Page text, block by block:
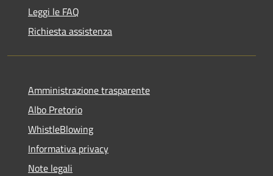
Leggi le FAQ
Richiesta assistenza
Amministrazione trasparente
Albo Pretorio
WhistleBlowing
Informativa privacy
Note legali